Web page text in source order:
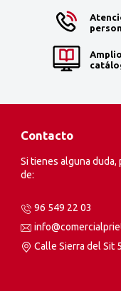
Amplio
Contacto
Si tienes alguna
de:
96 549 22 03
Calle Sierra del Sit